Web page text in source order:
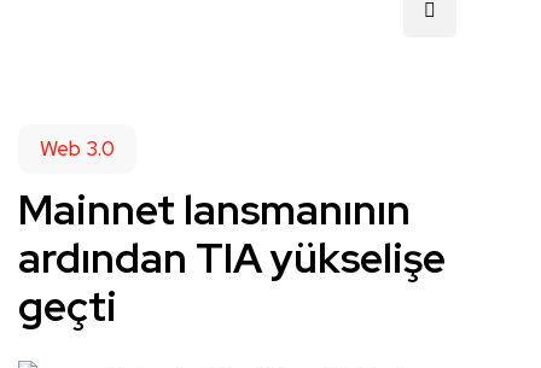
Web 3.0
Mainnet lansmanının
ardından TIA yükselişe
geçti